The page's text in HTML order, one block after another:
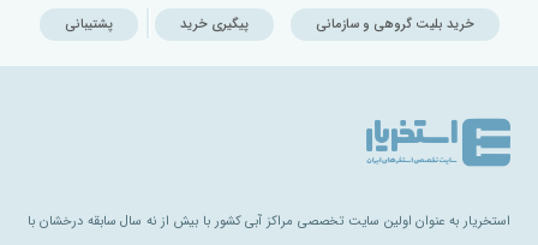
خرید بلیت گروهی و سازمانی پیگیری خرید پشتیبانی
استخریار به عنوان اولین سایت تخصصی مراکز آبی کشور با بیش از نه سال سابقه درخشان با